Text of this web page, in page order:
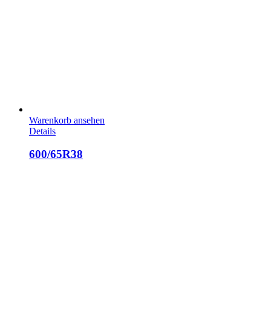
Warenkorb ansehen
Details
600/65R38